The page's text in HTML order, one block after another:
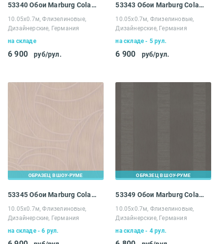
53340 Обои Marburg Colani Visions
10.05х0.7м, Флизелиновые,
Дизайнерские, Германия
на складе
6 900 руб/рул.
53343 Обои Marburg Colani Visions
10.05х0.7м, Флизелиновые,
Дизайнерские, Германия
на складе - 5 рул.
6 900 руб/рул.
ОБРАЗЕЦ В ШОУ-РУМЕ
53345 Обои Marburg Colani Visions
10.05х0.7м, Флизелиновые,
Дизайнерские, Германия
на складе - 6 рул.
ОБРАЗЕЦ В ШОУ-РУМЕ
53349 Обои Marburg Colani Visions
10.05х0.7м, Флизелиновые,
Дизайнерские, Германия
на складе - 4 рул.